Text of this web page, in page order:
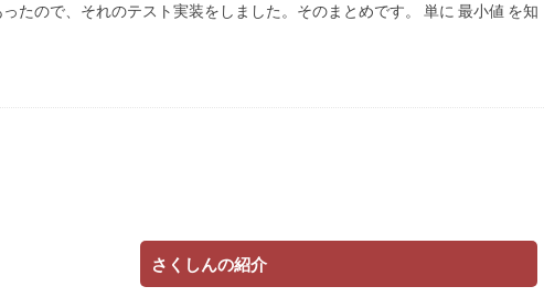
たので、それのテスト実装をしました。そのまとめです。 単に 最小値 を知
さくしんの紹介